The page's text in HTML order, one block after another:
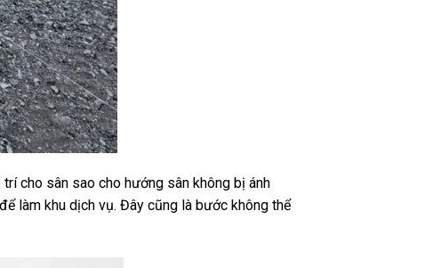
cho sân sao cho hướng sân không bị ánh
làm khu dịch vụ. Đây cũng là bước không thể